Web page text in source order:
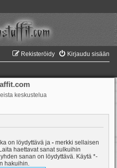
Kirjaudu sisään
Rekisteröidy
keskustelua
on löydyttävä ja - merkki sellaisen
haettavat sanat sulkuihin
sanan on löydyttävä. Käytä *-
hakuihin.